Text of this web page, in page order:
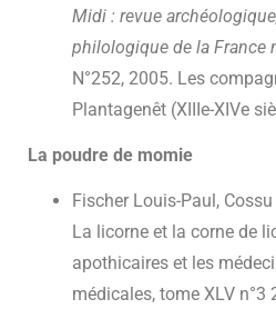
Midi : revue
philologique de la France
N°252, 2005. Les
Plantagenêt (XIIIe-XIVe
La poudre de momie
Fischer Louis-Paul,
La licorne et la corne de
apothicaires et les
médicales, tome XLV n°3